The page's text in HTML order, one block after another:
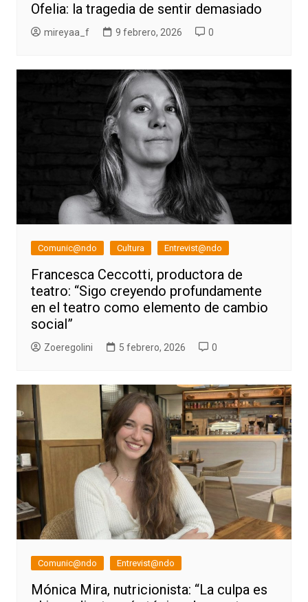
Ofelia: la tragedia de sentir demasiado
mireyaa_f 9 febrero, 2026 0
Comunic@ndo Cultura Entrevist@ndo
Francesca Ceccotti, productora de
teatro: “Sigo creyendo profundamente
en el teatro como elemento de cambio
social”
Zoeregolini 5 febrero, 2026 0
Comunic@ndo Entrevist@ndo
Mónica Mira, nutricionista: “La culpa es